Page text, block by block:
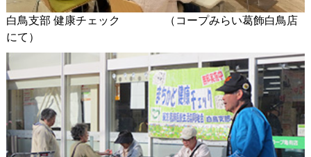
白鳥支部 健康チェック （コープみらい葛飾白鳥店
にて）